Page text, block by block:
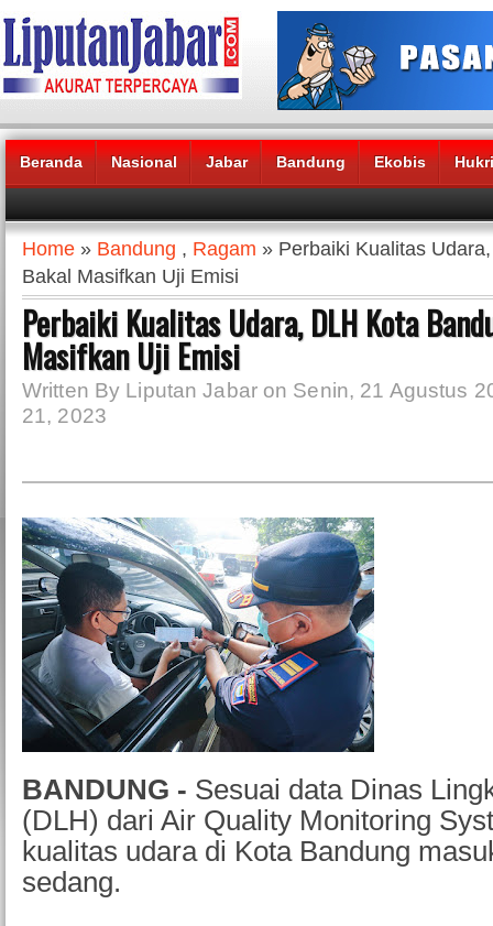
Beranda Nasional Jabar Bandung Ekobis
Headlines News :
Home » Bandung , Ragam » Perbaiki Kualitas
Bakal Masifkan Uji Emisi
Perbaiki Kualitas Udara, DLH Kota
Masifkan Uji Emisi
Written By Liputan Jabar on Senin, 21 Agustus
21, 2023
BANDUNG - Sesuai data Dinas
(DLH) dari Air Quality Monitoring
kualitas udara di Kota Bandung
sedang.